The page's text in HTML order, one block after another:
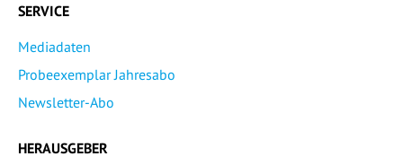
SERVICE
Mediadaten
Probeexemplar Jahresabo
Newsletter-Abo
HERAUSGEBER